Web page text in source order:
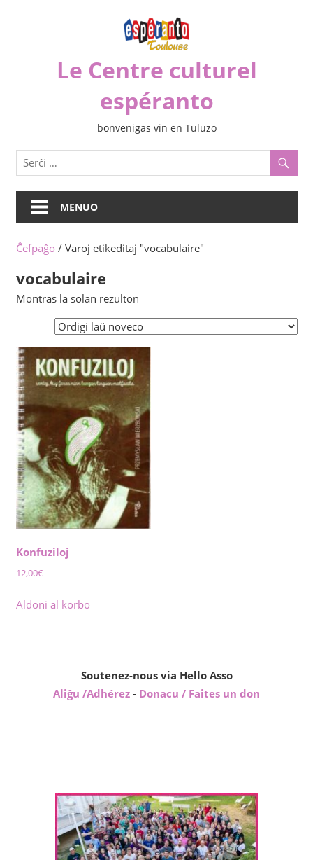
Le Centre culturel
espéranto
bonvenigas vin en Tuluzo
MENUO
Ĉefpaĝo / Varoj etikeditaj "vocabulaire"
vocabulaire
Montras la solan rezulton
Konfuziloj
12,00€
Aldoni al korbo
Soutenez-nous via Hello Asso
Aliĝu /Adhérez - Donacu / Faites un don